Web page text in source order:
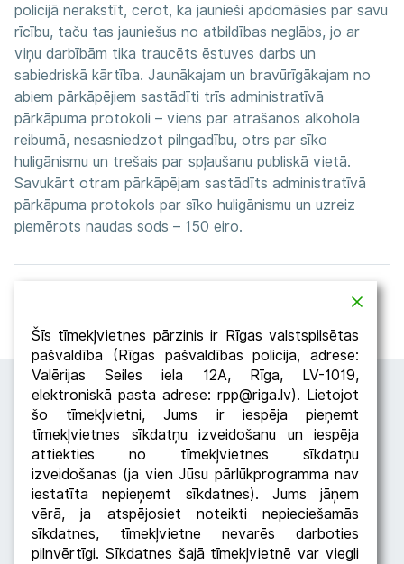
policijā nerakstīt, cerot, ka jaunieši apdomāsies par savu
rīcību, taču tas jauniešus no atbildības neglābs, jo ar
viņu darbībām tika traucēts ēstuves darbs un
sabiedriskā kārtība. Jaunākajam un bravūrīgākajam no
abiem pārkāpējiem sastādīti trīs administratīvā
pārkāpuma protokoli – viens par atrašanos alkohola
reibumā, nesasniedzot pilngadību, otrs par sīko
huligānismu un trešais par spļaušanu publiskā vietā.
Savukārt otram pārkāpējam sastādīts administratīvā
pārkāpuma protokols par sīko huligānismu un uzreiz
piemērots naudas sods – 150 eiro.
Seko RPP
Šīs tīmekļvietnes pārzinis ir Rīgas valstspilsētas
pašvaldība (Rīgas pašvaldības policija, adrese:
Valērijas Seiles iela 12A, Rīga, LV-1019,
elektroniskā pasta adrese: rpp@riga.lv). Lietojot
šo tīmekļvietni, Jums ir iespēja pieņemt
tīmekļvietnes sīkdatņu izveidošanu un iespēja
attiekties no tīmekļvietnes sīkdatņu
izveidošanas (ja vien Jūsu pārlūkprogramma nav
iestatīta nepieņemt sīkdatnes). Jums jāņem
vērā, ja atspējosiet noteikti nepieciešamās
sīkdatnes, tīmekļvietne nevarēs darboties
pilnvērtīgi. Sīkdatnes šajā tīmekļvietnē var viegli